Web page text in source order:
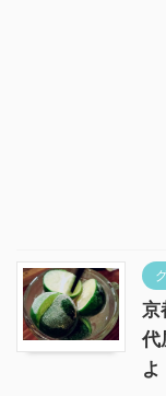
京
代
よ